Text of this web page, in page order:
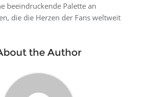
beeindruckende Palette an
die die Herzen der Fans weltweit
the Author